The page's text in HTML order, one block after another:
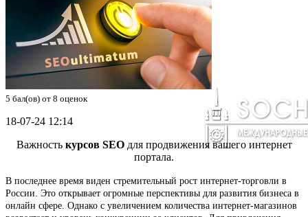
5 бал(ов) от 8 оценок
18-07-24 12:14
Важность курсов SEOдля продвижения вашего интернет
портала.
В последнее время виден стремительный рост интернет-торговли в
России. Это открывает огромные перспективы для развития бизнеса в
онлайн сфере. Однако с увеличением количества интернет-магазинов